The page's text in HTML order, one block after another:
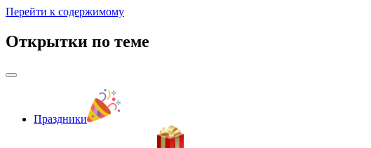
Перейти к содержимому
Открытки по теме
Праздники